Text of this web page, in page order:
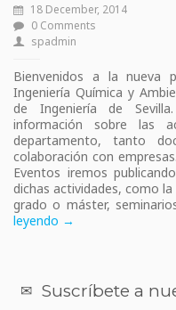
18 December, 2014
0 Comments
spadmin
Bienvenidos a la nueva
Ingeniería Química y
de Ingeniería de
información sobre las
departamento, tanto
colaboración con
Eventos iremos
dichas actividades, como
grado o máster,
leyendo →
Suscríbete a